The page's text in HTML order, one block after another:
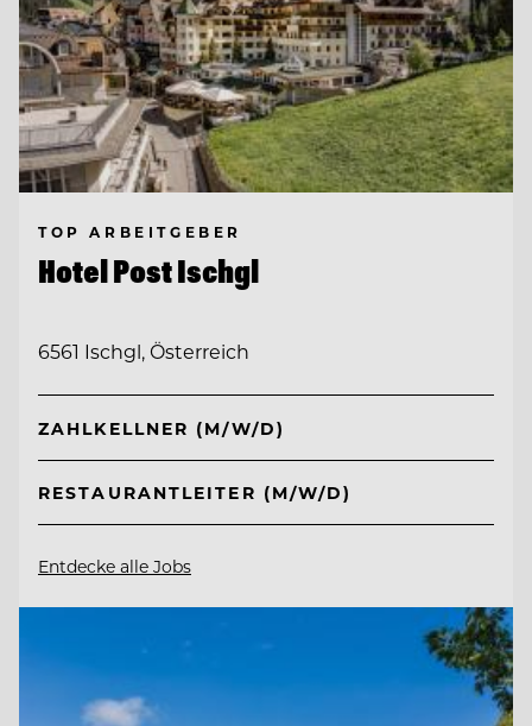
TOP ARBEITGEBER
Hotel Post Ischgl
6561 Ischgl, Österreich
ZAHLKELLNER (M/W/D)
RESTAURANTLEITER (M/W/D)
Entdecke alle Jobs